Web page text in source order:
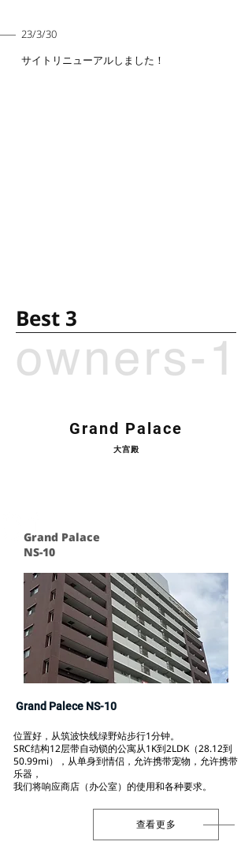
23/3/30
サイトリニューアルしました！
Best 3
Grand Palace
大宫殿
Grand Palace
NS-10
Grand Palece NS-10
位置好，从筑波快线绿野站步行1分钟。
SRC结构12层带自动锁的公寓从1K到2LDK（28.12到
50.99mi），从单身到情侣，允许携带宠物，允许携带
乐器，
我们将响应商店（办公室）的使用和各种要求。
查看更多